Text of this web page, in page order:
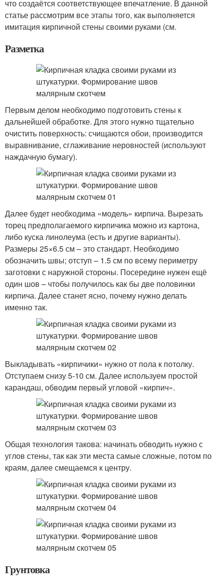
что создаётся соответствующее впечатление. В данной
статье рассмотрим все этапы того, как выполняется
имитация кирпичной стены своими руками (см.
Разметка
Первым делом необходимо подготовить стены к
дальнейшей обработке. Для этого нужно тщательно
очистить поверхность: счищаются обои, производится
выравнивание, сглаживание неровностей (используют
наждачную бумагу).
Далее будет необходима «модель» кирпича. Вырезать
торец предполагаемого кирпичика можно из картона,
либо куска линолеума (есть и другие варианты).
Размеры 25×6.5 см – это стандарт. Необходимо
обозначить швы; отступ – 1.5 см по всему периметру
заготовки с наружной стороны. Посередине нужен ещё
один шов – чтобы получилось как бы две половинки
кирпича. Далее станет ясно, почему нужно делать
именно так.
Выкладывать «кирпичики» нужно от пола к потолку.
Отступаем снизу 5-10 см. Далее используем простой
карандаш, обводим первый угловой «кирпич».
Общая технология такова: начинать обводить нужно с
углов стены, так как эти места самые сложные, потом по
краям, далее смещаемся к центру.
Грунтовка